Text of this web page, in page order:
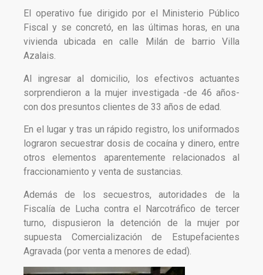
El operativo fue dirigido por el Ministerio Público
Fiscal y se concretó, en las últimas horas, en una
vivienda ubicada en calle Milán de barrio Villa
Azalais.
Al ingresar al domicilio, los efectivos actuantes
sorprendieron a la mujer investigada -de 46 años-
con dos presuntos clientes de 33 años de edad.
En el lugar y tras un rápido registro, los uniformados
lograron secuestrar dosis de cocaína y dinero, entre
otros elementos aparentemente relacionados al
fraccionamiento y venta de sustancias.
Además de los secuestros, autoridades de la
Fiscalía de Lucha contra el Narcotráfico de tercer
turno, dispusieron la detención de la mujer por
supuesta Comercialización de Estupefacientes
Agravada (por venta a menores de edad).